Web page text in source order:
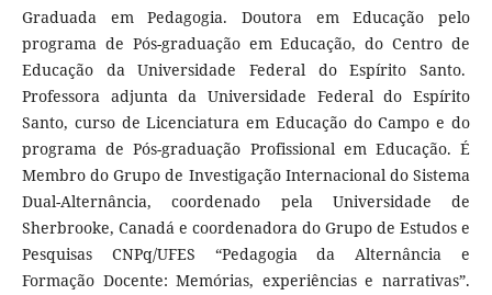
Graduada em Pedagogia. Doutora em Educação pelo
programa de Pós-graduação em Educação, do Centro de
Educação da Universidade Federal do Espírito Santo.
Professora adjunta da Universidade Federal do Espírito
Santo, curso de Licenciatura em Educação do Campo e do
programa de Pós-graduação Profissional em Educação. É
Membro do Grupo de Investigação Internacional do Sistema
Dual-Alternância, coordenado pela Universidade de
Sherbrooke, Canadá e coordenadora do Grupo de Estudos e
Pesquisas CNPq/UFES “Pedagogia da Alternância e
Formação Docente: Memórias, experiências e narrativas”.